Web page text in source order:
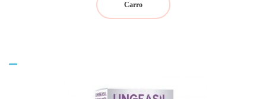
Carro